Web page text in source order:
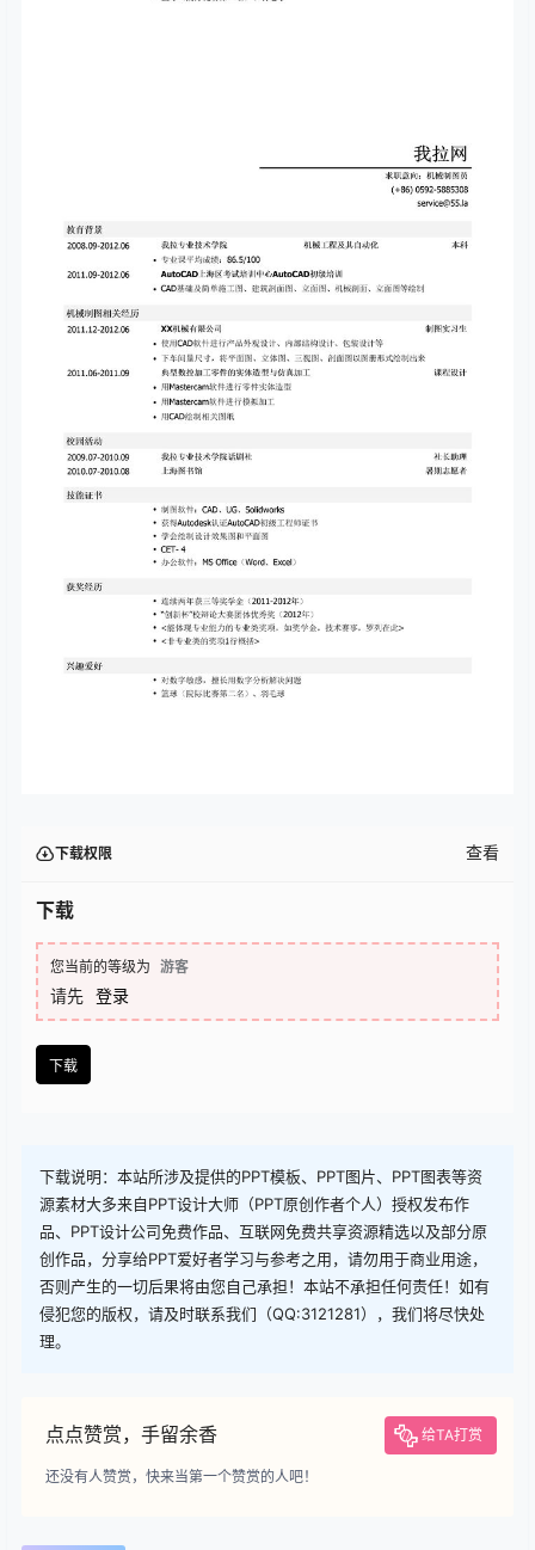
下载权限 查看
下载
您当前的等级为 游客
请先 登录
下载
下载说明：本站所涉及提供的PPT模板、PPT图片、PPT图表等资
源素材大多来自PPT设计大师（PPT原创作者个人）授权发布作
品、PPT设计公司免费作品、互联网免费共享资源精选以及部分原
创作品，分享给PPT爱好者学习与参考之用，请勿用于商业用途，
否则产生的一切后果将由您自己承担！本站不承担任何责任！如有
侵犯您的版权，请及时联系我们（QQ:3121281），我们将尽快处
理。
点点赞赏，手留余香 给TA打赏
还没有人赞赏，快来当第一个赞赏的人吧！